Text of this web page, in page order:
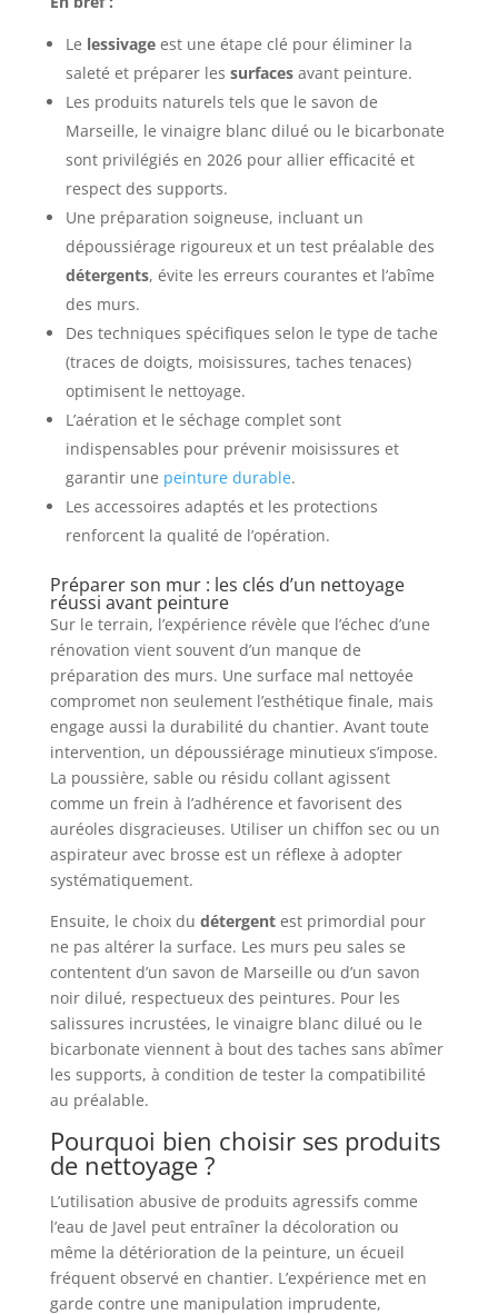
Le lessivageest une étape clé pour éliminer la
saleté et préparer les surfacesavant peinture.
Les produits naturels tels que le savon de
Marseille, le vinaigre blanc dilué ou le bicarbonate
sont privilégiés en 2026 pour allier efficacité et
respect des supports.
Une préparation soigneuse, incluant un
dépoussiérage rigoureux et un test préalable des
détergents, évite les erreurs courantes et l’abîme
des murs.
Des techniques spécifiques selon le type de tache
(traces de doigts, moisissures, taches tenaces)
optimisent le nettoyage.
L’aération et le séchage complet sont
indispensables pour prévenir moisissures et
garantir une peinture durable.
Les accessoires adaptés et les protections
renforcent la qualité de l’opération.
Préparer son mur : les clés d’un nettoyage
réussi avant peinture
Sur le terrain, l’expérience révèle que l’échec d’une
rénovation vient souvent d’un manque de
préparation des murs. Une surface mal nettoyée
compromet non seulement l’esthétique finale, mais
engage aussi la durabilité du chantier. Avant toute
intervention, un dépoussiérage minutieux s’impose.
La poussière, sable ou résidu collant agissent
comme un frein à l’adhérence et favorisent des
auréoles disgracieuses. Utiliser un chiffon sec ou un
aspirateur avec brosse est un réflexe à adopter
systématiquement.
Ensuite, le choix du détergentest primordial pour
ne pas altérer la surface. Les murs peu sales se
contentent d’un savon de Marseille ou d’un savon
noir dilué, respectueux des peintures. Pour les
salissures incrustées, le vinaigre blanc dilué ou le
bicarbonate viennent à bout des taches sans abîmer
les supports, à condition de tester la compatibilité
au préalable.
Pourquoi bien choisir ses produits
de nettoyage ?
L’utilisation abusive de produits agressifs comme
l’eau de Javel peut entraîner la décoloration ou
même la détérioration de la peinture, un écueil
fréquent observé en chantier. L’expérience met en
garde contre une manipulation imprudente,